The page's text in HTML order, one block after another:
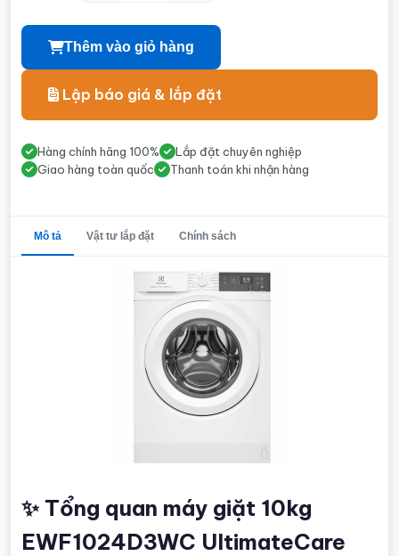
Thêm vào giỏ hàng
Lập báo giá & lắp đặt
Hàng chính hãng 100%
Lắp đặt chuyên nghiệp
Giao hàng toàn quốc
Thanh toán khi nhận hàng
Mô tả Vật tư lắp đặt Chính sách
✨ Tổng quan máy giặt 10kg
EWF1024D3WC UltimateCare